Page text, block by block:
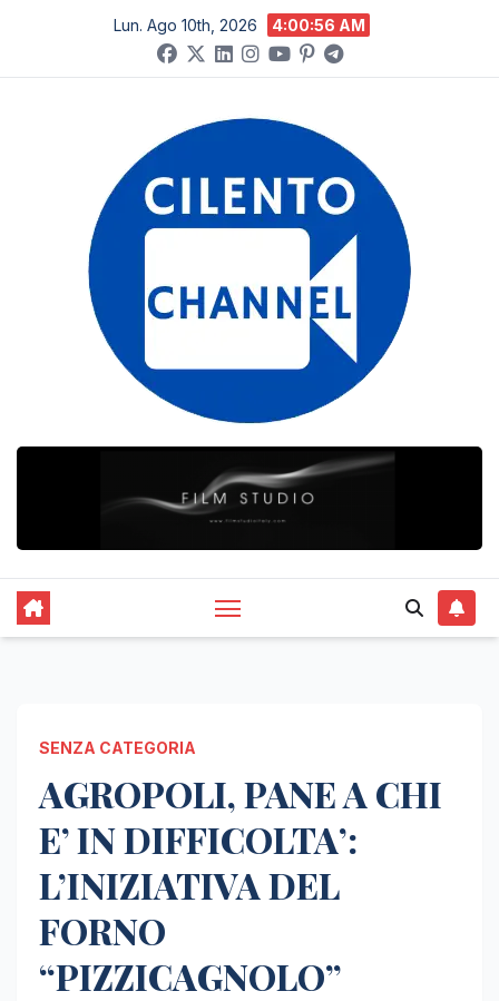
contenuto
Lun. Ago 10th, 2026 4:00:57 AM
SENZA CATEGORIA
AGROPOLI, PANE A CHI
E’ IN DIFFICOLTA’:
L’INIZIATIVA DEL
FORNO
“PIZZICAGNOLO”